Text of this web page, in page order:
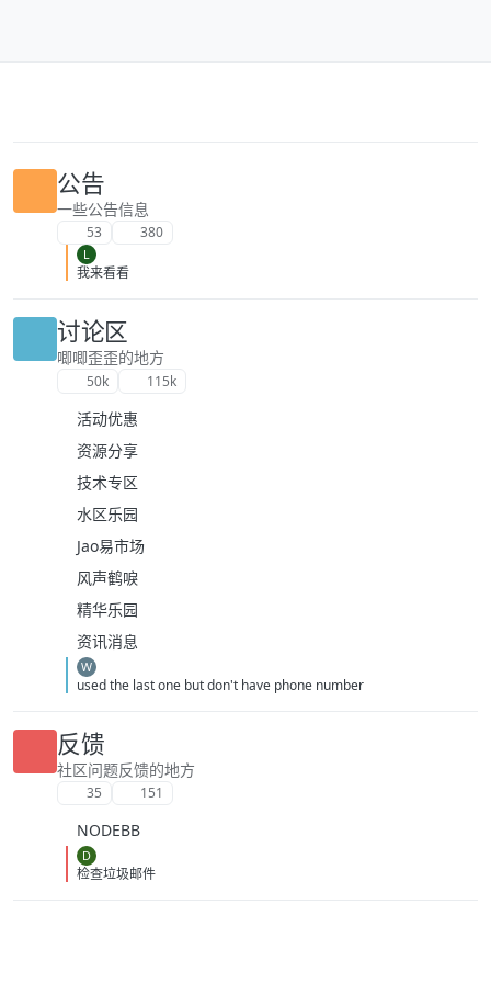
公告
一些公告信息
53 380
L
我来看看
讨论区
唧唧歪歪的地方
50k 115k
活动优惠
资源分享
技术专区
水区乐园
Jao易市场
风声鹤唳
精华乐园
资讯消息
W
used the last one but don't have phone number
反馈
社区问题反馈的地方
35 151
NODEBB
D
检查垃圾邮件